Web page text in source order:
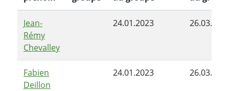
Jean-
Rémy
Chevalley
24.01.2023
Fabien
Deillon
24.01.2023